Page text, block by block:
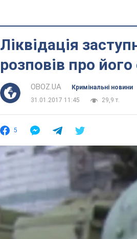
Ліквідація
розповів про
OBOZ.UA
Кримінальні новини
31.01.2017 11:45
29,9 т.
5